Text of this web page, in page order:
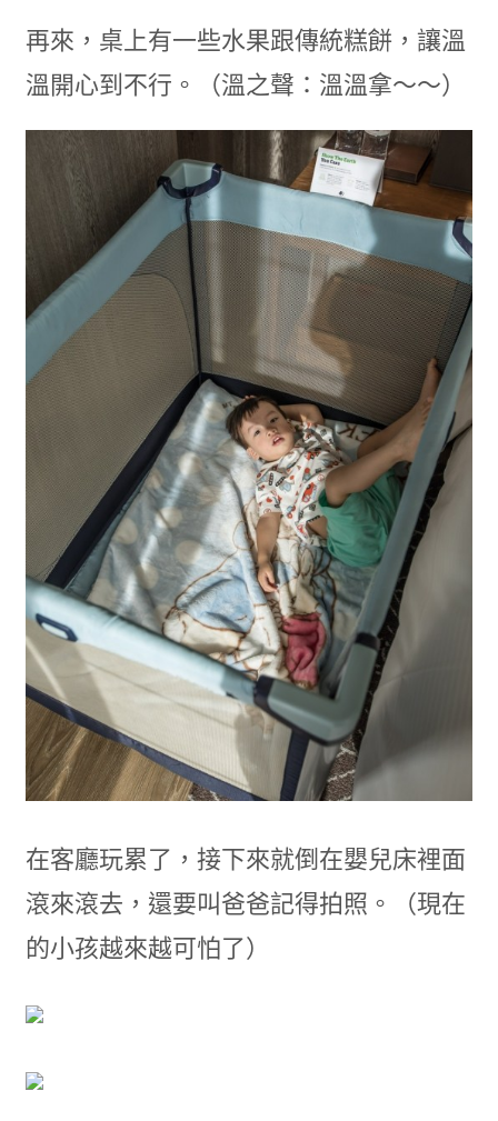
再來，桌上有一些水果跟傳統糕餅，讓溫
溫開心到不行。（溫之聲：溫溫拿～～）
在客廳玩累了，接下來就倒在嬰兒床裡面
滾來滾去，還要叫爸爸記得拍照。（現在
的小孩越來越可怕了）